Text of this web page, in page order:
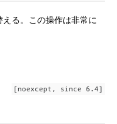
る。この操作は非常に
[noexcept, since 6.4]